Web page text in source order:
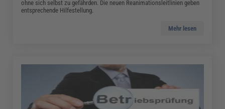
ohne sich selbst zu gefährden. Die neuen Reanimationsleitlinien geben
entsprechende Hilfestellung.
Mehr lesen